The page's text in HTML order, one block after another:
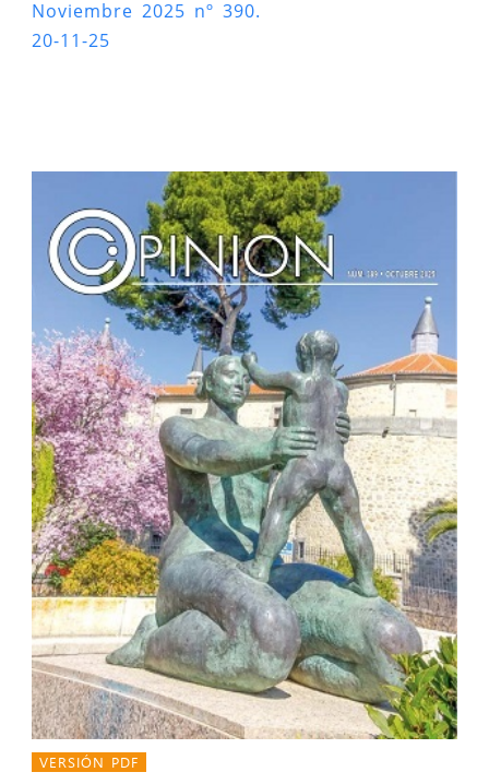
Noviembre 2025 nº 390.
20-11-25
VERSIÓN PDF